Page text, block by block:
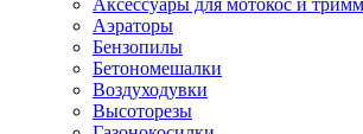
Аэраторы
Бензопилы
Бетономешалки
Воздуходувки
Высоторезы